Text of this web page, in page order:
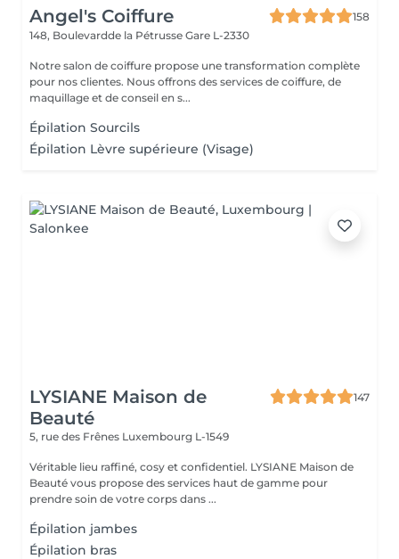
Angel's Coiffure
158
148, Boulevardde la Pétrusse Gare L-2330
Notre salon de coiffure propose une transformation complète
pour nos clientes. Nous offrons des services de coiffure, de
maquillage et de conseil en s...
Épilation Sourcils
Épilation Lèvre supérieure (Visage)
LYSIANE Maison de
Beauté
147
5, rue des Frênes Luxembourg L-1549
Véritable lieu raffiné, cosy et confidentiel. LYSIANE Maison de
Beauté vous propose des services haut de gamme pour
prendre soin de votre corps dans ...
Épilation jambes
Épilation bras